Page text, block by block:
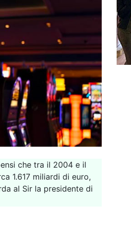
che tra il 2004 e il
1.617 miliardi di euro,
al Sir la presidente di